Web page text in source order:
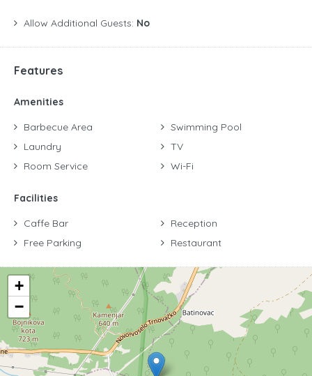
Allow Additional Guests: No
Features
Amenities
Barbecue Area
Laundry
Room Service
Swimming Pool
TV
Wi-Fi
Facilities
Caffe Bar
Free Parking
Reception
Restaurant
+
−